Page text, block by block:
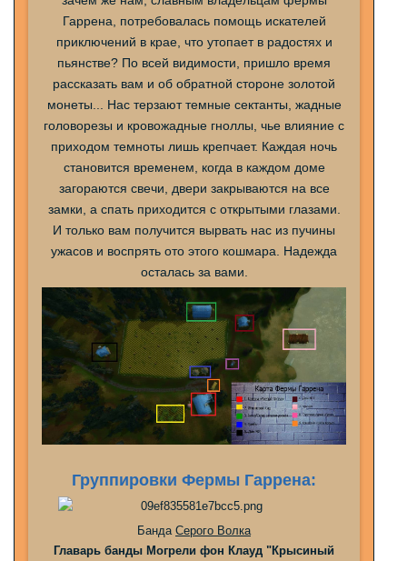
Гаррена , потребовалась помощь искателей
приключений в крае, что утопает в радостях и
пьянстве? По всей видимости, пришло время
рассказать вам и об обратной стороне золотой
монеты... Нас терзают темные сектанты, жадные
головорезы и кровожадные гноллы , чье влияние с
приходом темноты лишь крепчает. Каждая ночь
становится временем, когда в каждом доме
загораются свечи, двери закрываются на все
замки, а спать приходится с открытыми глазами.
И только вам получится вырвать нас из пучины
ужасов и воспрять ото этого кошмара. Надежда
осталась за вами.
Группировки Фермы Гаррена:
Банда Серого Волка
Главарь банды Могрели фон Клауд "Крысиный